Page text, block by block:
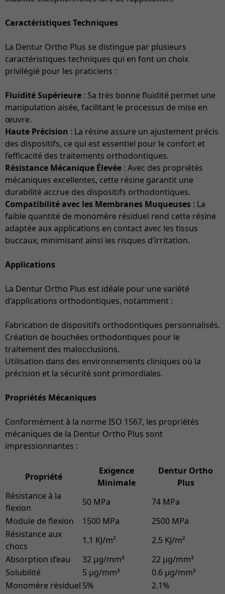
Caractéristiques Techniques
La Dentur Ortho Plus se distingue par plusieurs
caractéristiques techniques qui en font un choix
privilégié pour les praticiens :
Fluidité Supérieure : Sa très bonne fluidité permet une
manipulation aisée, facilitant le processus de mise en
œuvre.
Haute Précision : La résine assure un ajustement précis
des dispositifs, ce qui est essentiel pour le confort et
l’efficacité des traitements orthodontiques.
Résistance Mécanique Élevée : Avec des propriétés
mécaniques excellentes, cette résine garantit une
durabilité accrue des dispositifs orthodontiques.
Compatibilité avec les Membranes Muqueuses : La
faible quantité de monomère résiduel rend cette résine
adaptée aux applications en contact avec les tissus
buccaux, minimisant ainsi les risques d’irritation.
Applications
La Dentur Ortho Plus est idéale pour une variété
d’applications orthodontiques, notamment :
Fabrication de dispositifs orthodontiques personnalisés.
Création de bouchées orthodontiques pour le
traitement des malocclusions.
Utilisation dans des environnements cliniques où la
précision et la sécurité sont primordiales.
Propriétés Mécaniques
Conformément à la norme ISO 1567, les propriétés
mécaniques de la Dentur Ortho Plus sont
impressionnantes :
Propriété
Exigence
Minimale
Dentur Ortho
Plus
Résistance à la
flexion
50 MPa
74 MPa
Module de flexion
1500 MPa
2500 MPa
Résistance aux
chocs
1.1 KJ/m²
2.5 KJ/m²
Absorption d’eau
32 μg/mm³
22 μg/mm³
Solubilité
5 μg/mm³
0.6 μg/mm³
Monomère résiduel 5% 2.1%